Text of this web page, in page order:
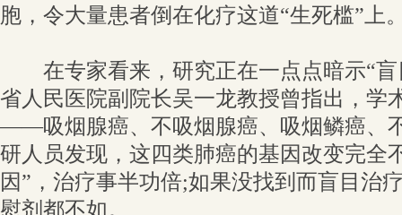
胞，令大量患者倒在化疗这道“生死槛”上
在专家看来，研究正在一点点暗示“盲
省人民医院副院长吴一龙教授曾指出，学
——吸烟腺癌、不吸烟腺癌、吸烟鳞癌、
研人员发现，这四类肺癌的基因改变完全
因”，治疗事半功倍;如果没找到而盲目治
慰剂都不如。